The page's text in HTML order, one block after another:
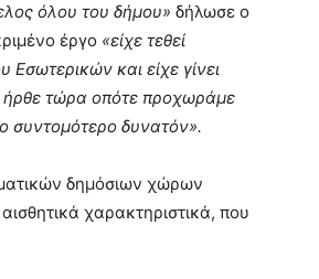
όλου του δήμου» δήλωσε ο
έργο «είχε τεθεί
και είχε γίνει
ήρθε τώρα οπότε προχωράμε
συντομότερο δυνατόν».
δημόσιων χώρων
χαρακτηριστικά, που